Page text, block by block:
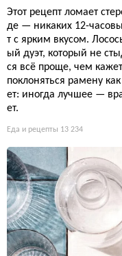
Этот рецепт ломает
де — никаких 12-
т с ярким вкусом.
ый дуэт, который не
ся всё проще, чем
поклоняться рамену
ет: иногда лучшее —
ет.
Еда и рецепты 13 234